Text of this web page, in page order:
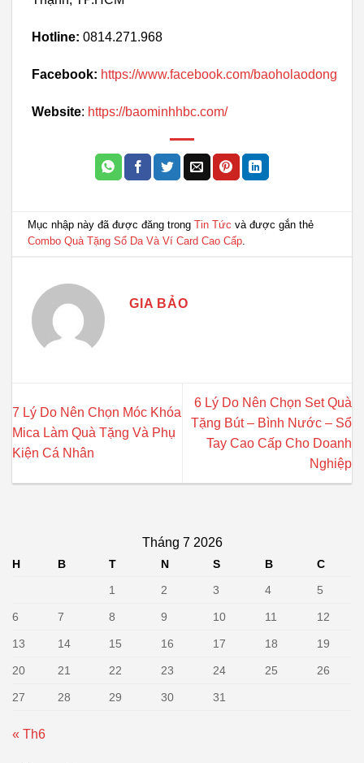
Hotline: 0814.271.968
Facebook: https://www.facebook.com/baoholaodong
Website: https://baominhhbc.com/
Mục nhập này đã được đăng trongTin Tức và được gắn thẻ
Combo Quà Tặng Sổ Da Và Ví Card Cao Cấp.
GIA BẢO
7 Lý Do Nên Chọn Móc Khóa
Mica Làm Quà Tặng Và Phụ
Kiện Cá Nhân
6 Lý Do Nên Chọn Set Quà
Tặng Bút – Bình Nước – Sổ
Tay Cao Cấp Cho Doanh
Nghiệp
Tháng 7 2026
H B T N S B
C
1
2 3 4 5
6 7 8 9 10 11 12
13 14 15 16 17 18 19
20 21 22 23 24 25 26
27 28 29 30 31
« Th6